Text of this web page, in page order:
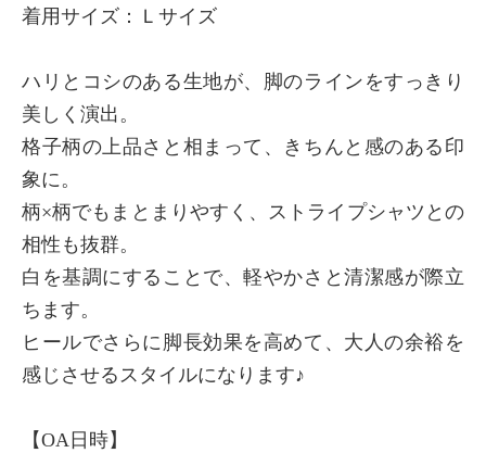
着用サイズ：Ｌサイズ
ハリとコシのある生地が、脚のラインをすっきり
美しく演出。
格子柄の上品さと相まって、きちんと感のある印
象に。
柄×柄でもまとまりやすく、ストライプシャツとの
相性も抜群。
白を基調にすることで、軽やかさと清潔感が際立
ちます。
ヒールでさらに脚長効果を高めて、大人の余裕を
感じさせるスタイルになります♪
【OA日時】